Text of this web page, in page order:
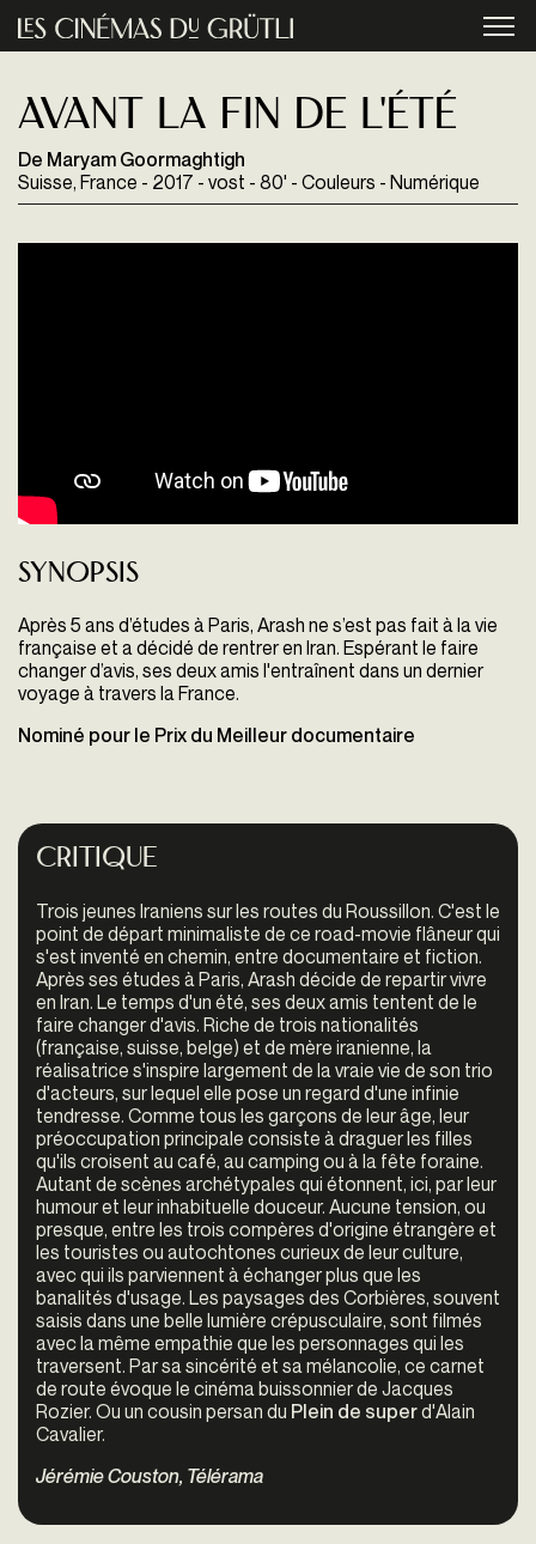
Aller au contenu principal
Avant la fin de l'été
De Maryam Goormaghtigh
Suisse, France - 2017 - vost - 80' - Couleurs - Numérique
Synopsis
Après 5 ans d’études à Paris, Arash ne s’est pas fait à la vie
française et a décidé de rentrer en Iran. Espérant le faire
changer d’avis, ses deux amis l'entraînent dans un dernier
voyage à travers la France.
Nominé pour le Prix du Meilleur documentaire
Critique
Trois jeunes Iraniens sur les routes du Roussillon. C'est le
point de départ minimaliste de ce road-movie flâneur qui
s'est inventé en chemin, entre documentaire et fiction.
Après ses études à Paris, Arash décide de repartir vivre
en Iran. Le temps d'un été, ses deux amis tentent de le
faire changer d'avis. Riche de trois nationalités
(française, suisse, belge) et de mère iranienne, la
réalisatrice s'inspire largement de la vraie vie de son trio
d'acteurs, sur lequel elle pose un regard d'une infinie
tendresse. Comme tous les garçons de leur âge, leur
préoccupation principale consiste à draguer les filles
qu'ils croisent au café, au camping ou à la fête foraine.
Autant de scènes archétypales qui étonnent, ici, par leur
humour et leur inhabituelle douceur. Aucune tension, ou
presque, entre les trois compères d'origine étrangère et
les touristes ou autochtones curieux de leur culture,
avec qui ils parviennent à échanger plus que les
banalités d'usage. Les paysages des Corbières, souvent
saisis dans une belle lumière crépusculaire, sont filmés
avec la même empathie que les personnages qui les
traversent. Par sa sincérité et sa mélancolie, ce carnet
de route évoque le cinéma buissonnier de Jacques
Rozier. Ou un cousin persan du Plein de superd'Alain
Cavalier.
Jérémie Couston, Télérama